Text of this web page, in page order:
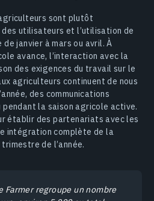
sont plutôt
utilisateurs et l’utilisation de
janvier à mars ou avril. À
avance, l’interaction avec la
des exigences du travail sur le
agriculteurs continuent de nous
des communications
la saison agricole active.
établir des partenariats avec les
intégration complète de la
de l’année.
Farmer regroupe un nombre